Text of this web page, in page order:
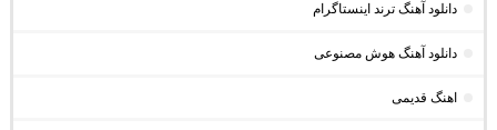
دانلود آهنگ ترند اینستاگرام
دانلود آهنگ هوش مصنوعی
اهنگ قدیمی